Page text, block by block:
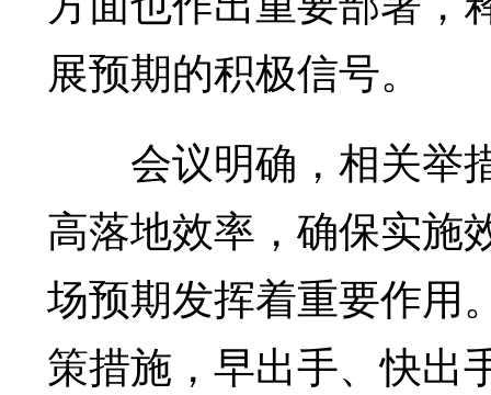
展预期的积极信号。
会议明确，相关举
高落地效率，确保实施
场预期发挥着重要作用
策措施，早出手、快出